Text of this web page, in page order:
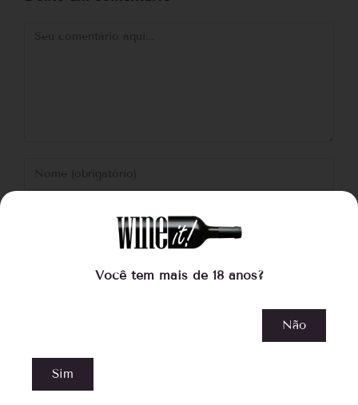
Salvar meus dados neste navegador para a próxima
Você tem mais de 18 anos?
Não
Sim